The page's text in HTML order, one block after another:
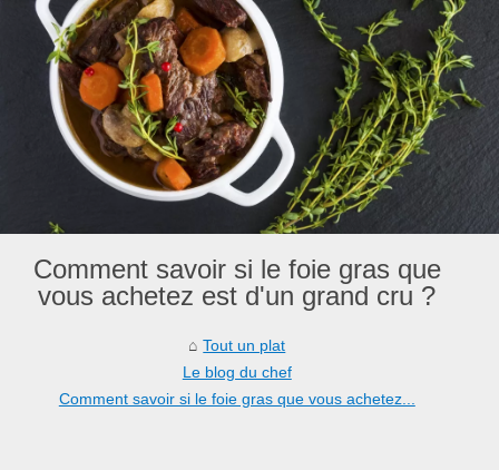
Comment savoir si le foie gras que
vous achetez est d'un grand cru ?
Tout un plat
Le blog du chef
Comment savoir si le foie gras que vous achetez...